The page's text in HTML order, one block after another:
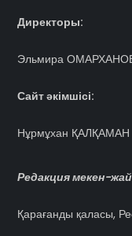
Директоры:
Эльмира
Сайт әкімшісі:
Нұрмұхан ҚАЛҚАМАН
Редакция мекен-
Қарағанды қаласы,